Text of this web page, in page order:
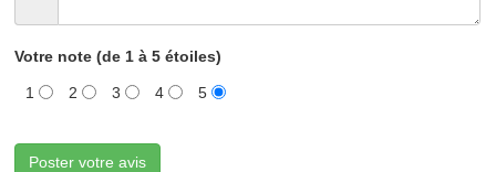
Votre note (de 1 à 5 étoiles)
1 2 3 4 5
Poster votre avis